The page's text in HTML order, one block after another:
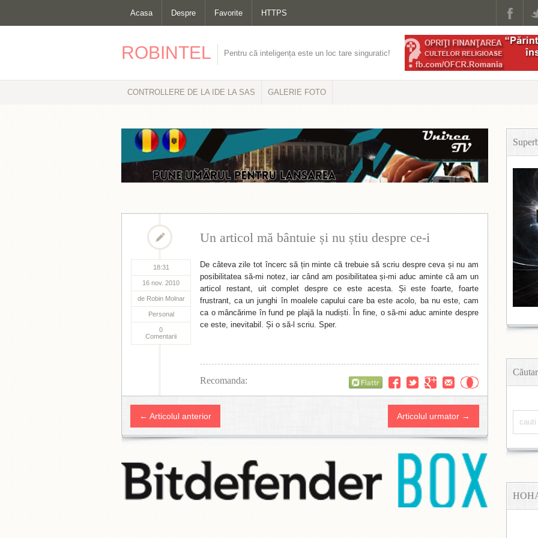
Acasa Despre Favorite HTTPS
ROBINTEL Pentru că inteligența este un loc tare singuratic!
CONTROLLERE DE LA IDE LA SAS GALERIE FOTO
18:31
16 nov. 2010
de Robin Molnar
Personal
0
Comentarii
Un articol mă bântuie și nu știu despre ce-i
De câteva zile tot încerc să țin minte că trebuie să scriu despre ceva și nu am
posibilitatea să-mi notez, iar când am posibilitatea și-mi aduc aminte că am un
articol restant, uit complet despre ce este acesta. Și este foarte, foarte
frustrant, ca un junghi în moalele capului care ba este acolo, ba nu este, cam
ca o mâncărime în fund pe plajă la nudiști. În fine, o să-mi aduc aminte despre
ce este, inevitabil. Și o să-l scriu. Sper.
Recomanda:
← Articolul anterior Articolul urmator →